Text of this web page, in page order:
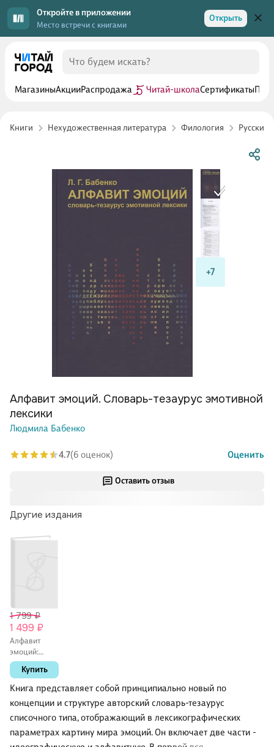
Откройте в приложении
Место встречи с книгами
Открыть
МагазиныАкцииРаспродажа Читай-школаСертификаты
Книги Нехудожественная литература Филология Русский
+7
Оставить отзыв
Книга представляет собой принципиально новый по
концепции и структуре авторский словарь-тезаурус
списочного типа, отображающий в лексикографических
параметрах картину мира эмоций. Он включает две части -
Другие издания
1 799 ₽
1 499 ₽
Алфавит
эмоций:
словарь-
тезаурус
эмотивной
Купить
Алфавит эмоций. Словарь-тезаурус эмотивной
лексики
Людмила Бабенко
4.7(6 оценок) Оценить